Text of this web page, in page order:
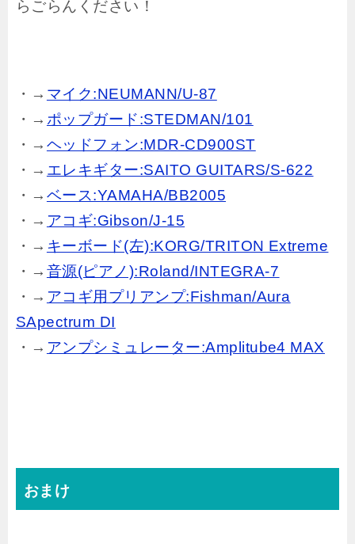
らごらんください！
・→ マイク:NEUMANN/U-87
・→ ポップガード:STEDMAN/101
・→ ヘッドフォン:MDR-CD900ST
・→ エレキギター:SAITO GUITARS/S-622
・→ ベース:YAMAHA/BB2005
・→ アコギ:Gibson/J-15
・→ キーボード(左):KORG/TRITON Extreme
・→ 音源(ピアノ):Roland/INTEGRA-7
・→ アコギ用プリアンプ:Fishman/Aura
SApectrum DI
・→ アンプシミュレーター:Amplitube4 MAX
おまけ